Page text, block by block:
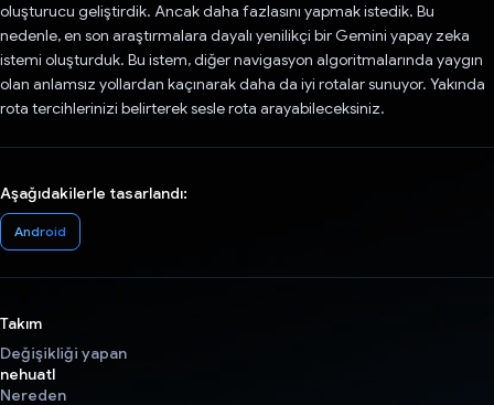
oluşturucu geliştirdik. Ancak daha fazlasını yapmak istedik. Bu
nedenle, en son araştırmalara dayalı yenilikçi bir Gemini yapay zeka
istemi oluşturduk. Bu istem, diğer navigasyon algoritmalarında yaygın
olan anlamsız yollardan kaçınarak daha da iyi rotalar sunuyor. Yakında
rota tercihlerinizi belirterek sesle rota arayabileceksiniz.
Aşağıdakilerle tasarlandı:
Android
Takım
Değişikliği yapan
nehuatl
Nereden